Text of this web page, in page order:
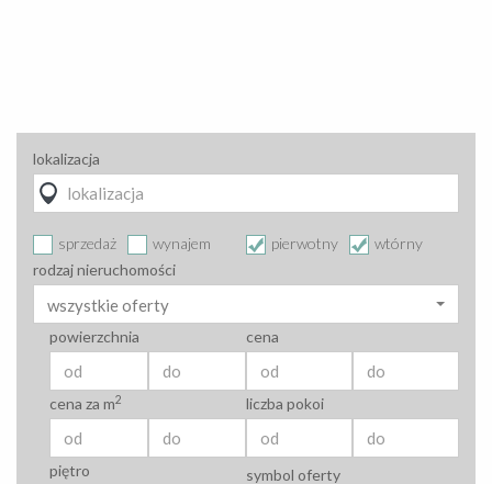
lokalizacja
sprzedaż wynajem pierwotny
wtórny
rodzaj nieruchomości
wszystkie oferty
powierzchnia cena
cena za m2 liczba pokoi
piętro symbol oferty